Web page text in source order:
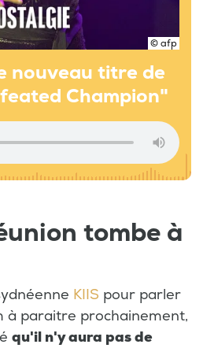
© afp
nouveau titre de
Champion"
tombe à
KIIS pour parler
à paraitre prochainement,
qu'il n'y aura pas de